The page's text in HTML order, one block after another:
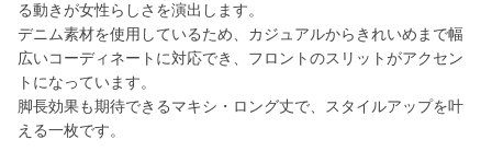
る動きが女性らしさを演出します。
デニム素材を使用しているため、カジュアルからきれいめまで幅
広いコーディネートに対応でき、フロントのスリットがアクセン
トになっています。
脚長効果も期待できるマキシ・ロング丈で、スタイルアップを叶
える一枚です。